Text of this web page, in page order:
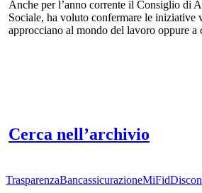
Anche per l’anno corrente il Consiglio di
Sociale, ha voluto confermare le iniziative
approcciano al mondo del lavoro oppure a
Cerca nell’archivio
TrasparenzaBancassicurazioneMiFid